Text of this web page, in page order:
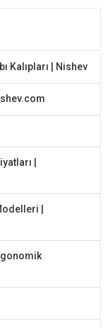
Kalıpları | Nishev
|
|